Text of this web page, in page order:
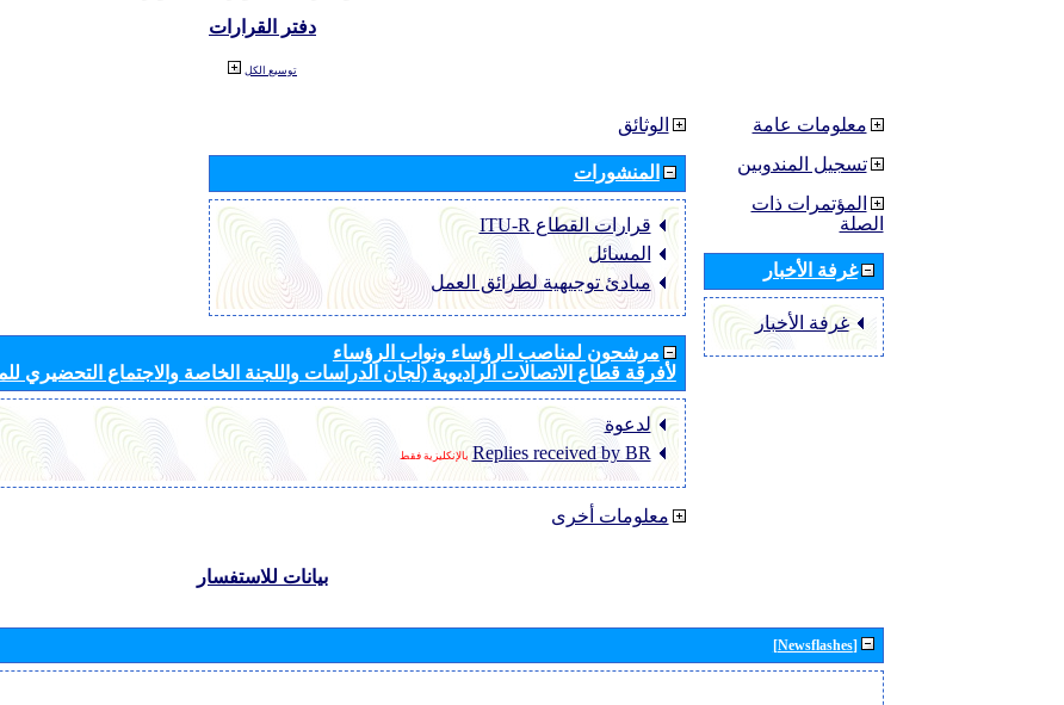
دفتر القرارات
توسيع الكل
الوثائق
المنشورات
قرارات القطاع ‏ITU-R
المسائل
مبادئ توجيهية لطرائق العمل
مرشحون لمناصب الرؤساء ونواب الرؤساء
لأفرقة قطاع الاتصالات الراديوية (لجان الدراسات واللجنة الخاصة والاجتماع التحضيري
لدعوة
Replies received by BR بالإنكليزية فقط
معلومات أخرى
معلومات عامة
تسجيل المندوبين
المؤتمرات ذات
الصلة
غرفة الأخبار
غرفة الأخبار
بيانات للاستفسار
[Newsflashes]